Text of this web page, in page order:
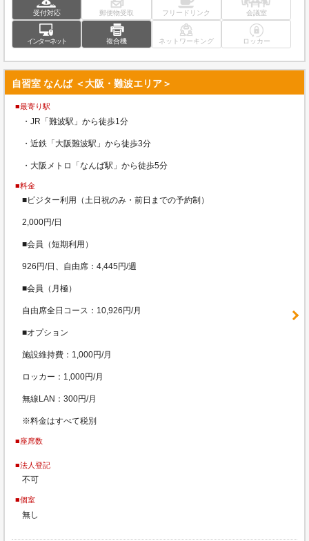
受付対応 郵便物受取 フリードリンク 会議室
インターネット 複合機 ネットワーキング ロッカー
自習室 なんば ＜大阪・難波エリア＞
■最寄り駅
・JR「難波駅」から徒歩1分
・近鉄「大阪難波駅」から徒歩3分
・大阪メトロ「なんば駅」から徒歩5分
■料金
■ビジター利用（土日祝のみ・前日までの予約制）
2,000円/日
■会員（短期利用）
926円/日、自由席：4,445円/週
■会員（月極）
自由席全日コース：10,926円/月
■オプション
施設維持費：1,000円/月
ロッカー：1,000円/月
無線LAN：300円/月
※料金はすべて税別
■座席数
■法人登記
不可
■個室
無し